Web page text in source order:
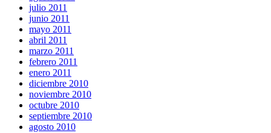
julio 2011
junio 2011
mayo 2011
abril 2011
marzo 2011
febrero 2011
enero 2011
diciembre 2010
noviembre 2010
octubre 2010
septiembre 2010
agosto 2010